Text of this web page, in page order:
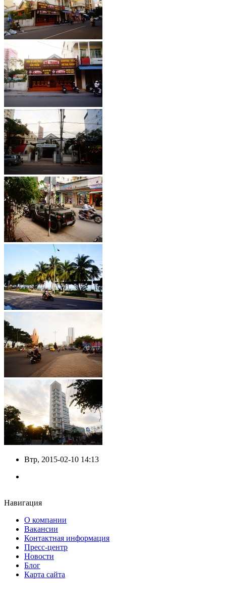
Втр, 2015-02-10 14:13
Навигация
О компании
Вакансии
Контактная информация
Пресс-центр
Новости
Блог
Карта сайта